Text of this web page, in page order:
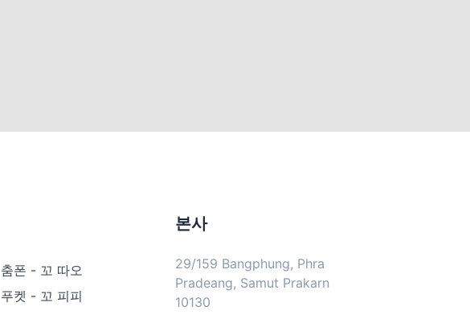
춤폰 - 꼬 따오
푸켓 - 꼬 피피
본사
29/159 Bangphung, Phra
Pradeang, Samut Prakarn
10130